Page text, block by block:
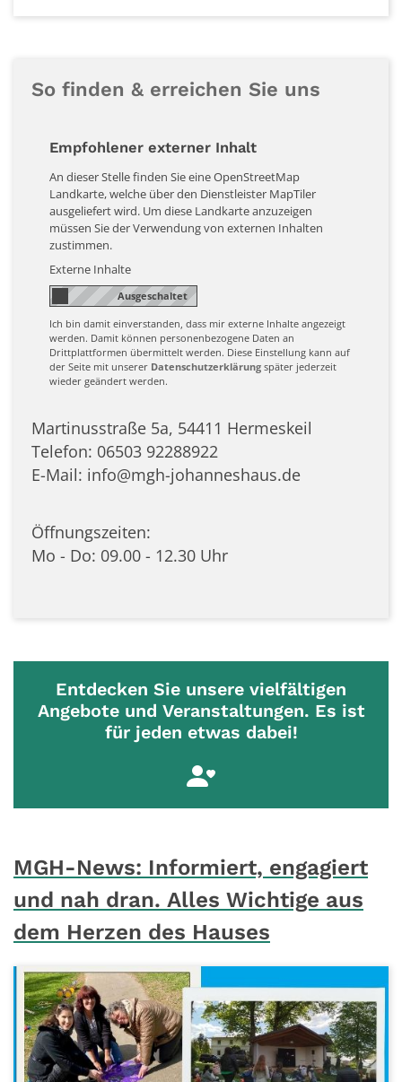
So finden & erreichen Sie uns
Empfohlener externer Inhalt
An dieser Stelle finden Sie eine OpenStreetMap
Landkarte, welche über den Dienstleister MapTiler
ausgeliefert wird. Um diese Landkarte anzuzeigen
müssen Sie der Verwendung von externen Inhalten
zustimmen.
Externe Inhalte
Ich bin damit einverstanden, dass mir externe Inhalte angezeigt
werden. Damit können personenbezogene Daten an
Drittplattformen übermittelt werden. Diese Einstellung kann auf
der Seite mit unserer Datenschutzerklärung später jederzeit
wieder geändert werden.
Martinusstraße 5a, 54411 Hermeskeil
Telefon: 06503 92288922
E-Mail: info@mgh-johanneshaus.de
Öffnungszeiten:
Mo - Do: 09.00 - 12.30 Uhr
Entdecken Sie unsere vielfältigen
Angebote und Veranstaltungen. Es ist
für jeden etwas dabei!
MGH-News: Informiert, engagiert
und nah dran. Alles Wichtige aus
dem Herzen des Hauses